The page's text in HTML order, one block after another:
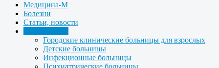
Медицина-М
Болезни
Статьи, новости
Городские клинические больницы для взрослых
Детские больницы
Инфекционные больницы